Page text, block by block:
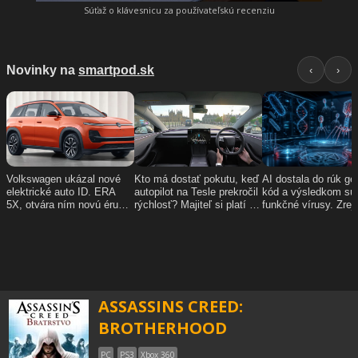
Súťaž o klávesnicu za používateľskú recenziu
ASSASSINS CREED:
BROTHERHOOD
PC PS3 Xbox 360